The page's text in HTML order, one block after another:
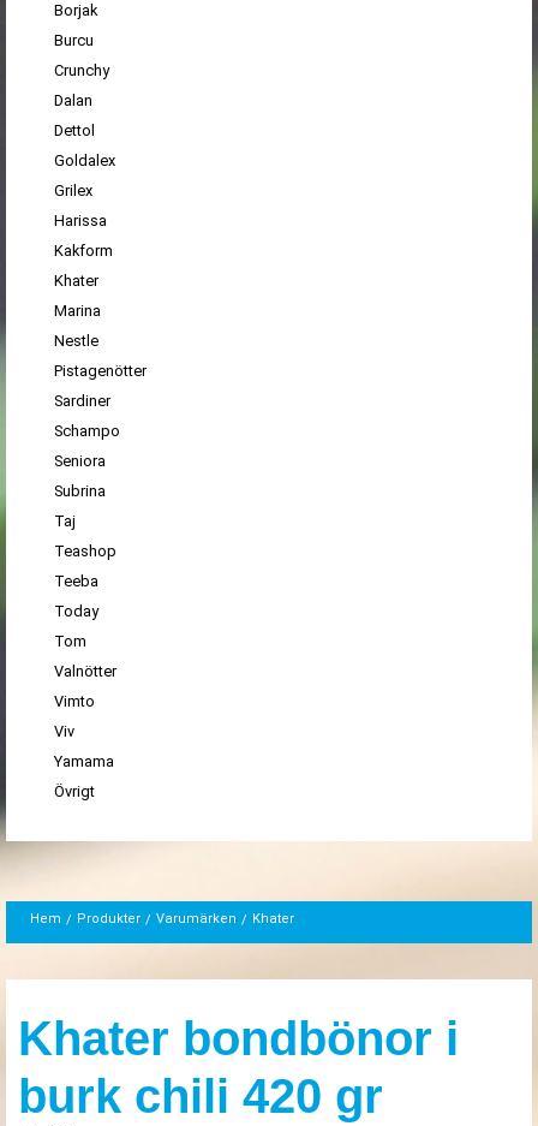
Borjak
Burcu
Crunchy
Dalan
Dettol
Goldalex
Grilex
Harissa
Kakform
Khater
Marina
Nestle
Pistagenötter
Sardiner
Schampo
Seniora
Subrina
Taj
Teashop
Teeba
Today
Tom
Valnötter
Vimto
Viv
Yamama
Övrigt
Hem Produkter Varumärken Khater
Khater bondbönor i
burk chili 420 gr